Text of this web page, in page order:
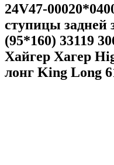
24V47-
ступицы задней
(95*160) 33119
Хайгер Хагер
лонг King Long